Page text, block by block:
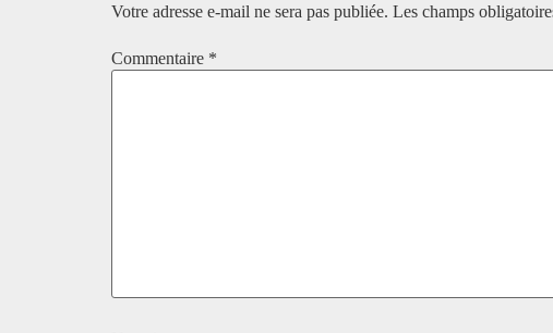
Votre adresse e-mail ne sera pas publiée. Les champs
Commentaire *